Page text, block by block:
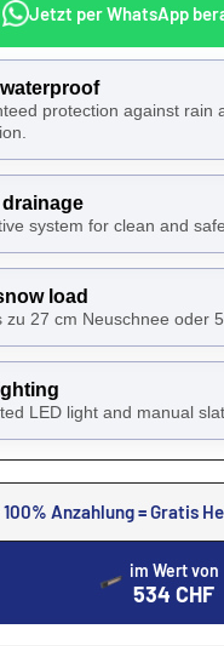
Jetzt per WhatsApp
protection against rain
drainage
system for clean and
load
zu 27 cm Neuschnee oder
LED light and manual
100% Anzahlung = Gratis
im Wert von
534 CHF